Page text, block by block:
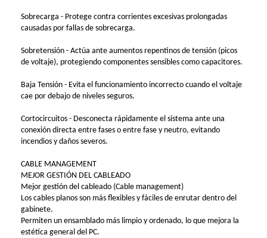
Sobrecarga - Protege contra corrientes excesivas prolongadas
causadas por fallas de sobrecarga.
Sobretensión - Actúa ante aumentos repentinos de tensión (picos
de voltaje), protegiendo componentes sensibles como capacitores.
Baja Tensión - Evita el funcionamiento incorrecto cuando el voltaje
cae por debajo de niveles seguros.
Cortocircuitos - Desconecta rápidamente el sistema ante una
conexión directa entre fases o entre fase y neutro, evitando
incendios y daños severos.
CABLE MANAGEMENT
MEJOR GESTIÓN DEL CABLEADO
Mejor gestión del cableado (Cable management)
Los cables planos son más flexibles y fáciles de enrutar dentro del
gabinete.
Permiten un ensamblado más limpio y ordenado, lo que mejora la
estética general del PC.